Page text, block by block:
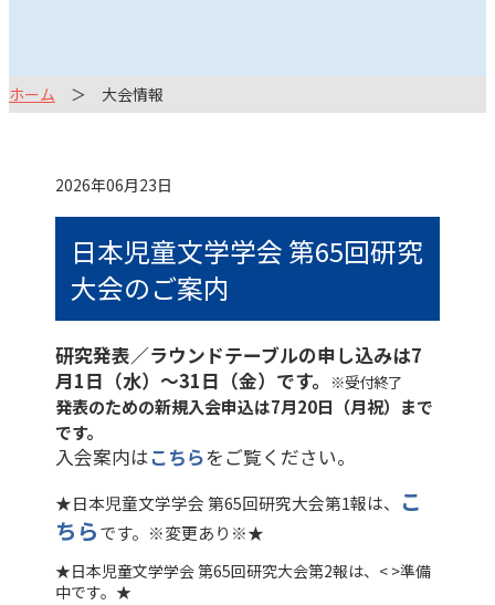
ホーム 大会情報
2026年06月23日
日本児童文学学会 第65回研究
大会のご案内
研究発表／ラウンドテーブルの申し込みは7
月1日（水）～31日（金）です。 ※受付終了
発表のための新規入会申込は7月20日（月祝）まで
です。
入会案内はこちらをご覧ください。
★日本児童文学学会 第65回研究大会第1報は、
こ
ちらです。※変更あり※★
★日本児童文学学会 第65回研究大会第2報は、< >準備
中です。★